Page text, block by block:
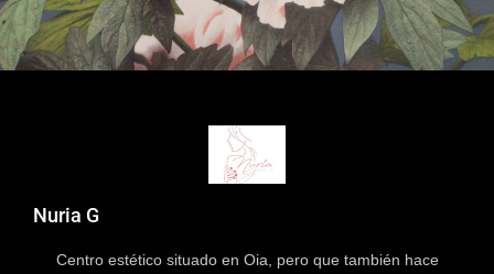
Nuria G
Centro estético situado en Oia, pero que también hace